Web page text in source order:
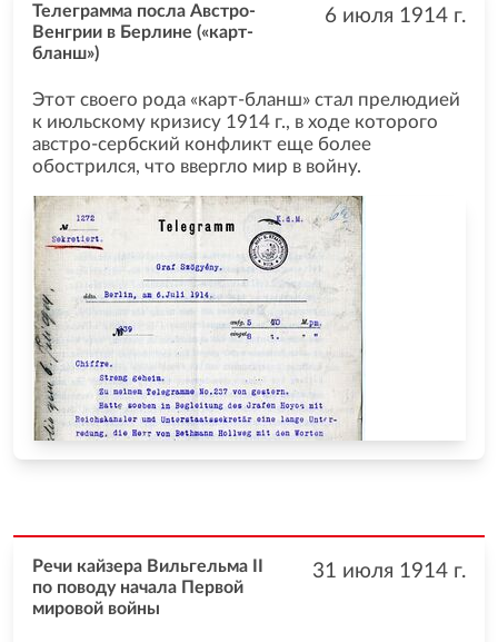
6 июля 1914 г.
Телеграмма посла Австро-
Венгрии в Берлине («карт-
бланш»)
Этот своего рода «карт-бланш» стал прелюдией
к июльскому кризису 1914 г., в ходе которого
австро-сербский конфликт еще более
обострился, что ввергло мир в войну.
31 июля 1914 г.
Речи кайзера Вильгельма II
по поводу начала Первой
мировой войны